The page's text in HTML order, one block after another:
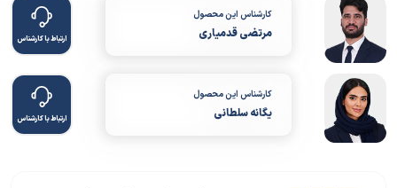
کارشناس این محصول
مرتضی قدمیاری ارتباط با کارشناس
کارشناس این محصول
یگانه سلطانی ارتباط با کارشناس